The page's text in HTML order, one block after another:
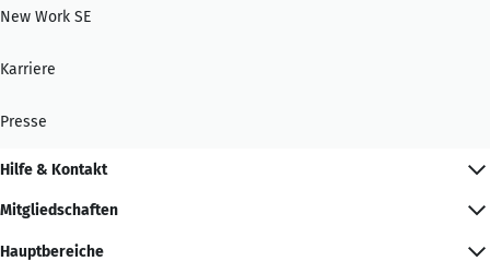
New Work SE
Karriere
Presse
Hilfe & Kontakt
Mitgliedschaften
Hauptbereiche